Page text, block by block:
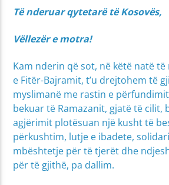
Të nderuar qytetarë të Kosovës,
Vëllezër e motra!
Kam nderin që sot, në këtë natë
e Fitër-Bajramit, t’u drejtohem të
myslimanë me rastin e
bekuar të Ramazanit, gjatë të cilit,
agjërimit plotësuan një kusht të
përkushtim, lutje e ibadete,
mbështetje për të tjerët dhe
për të gjithë, pa dallim.